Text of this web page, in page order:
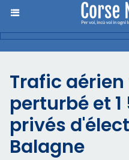
Trafic
perturbé et
privés
Balagne